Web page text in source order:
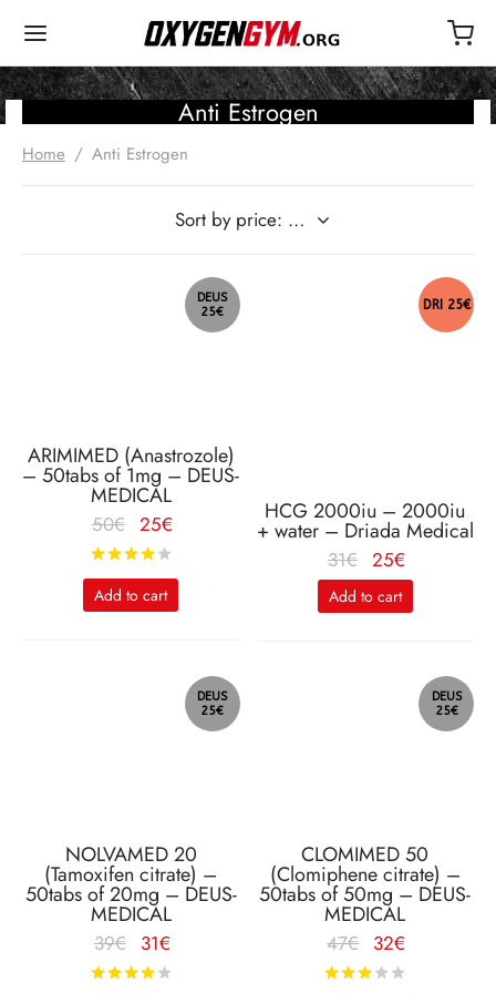
Anti Estrogen
Home / Anti Estrogen
DEUS
25€
ARIMIMED (Anastrozole)
– 50tabs of 1mg – DEUS-
MEDICAL
50€
Le
prix
initial
était :
25€
actuel
Add to cart
DRI 25€
HCG 2000iu – 2000iu
+ water – Driada Medical
31€
Le
prix
initial
25€
actuel
Add to cart
DEUS
25€
NOLVAMED 20
(Tamoxifen citrate) –
50tabs of 20mg – DEUS-
MEDICAL
39€
Le
prix
31€
DEUS
25€
CLOMIMED 50
(Clomiphene citrate) –
50tabs of 50mg – DEUS-
MEDICAL
47€
Le
prix
32€